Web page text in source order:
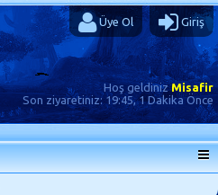
Üye Ol Giriş
Hoş geldinizMisafir
Son ziyaretiniz: 19:45, 1 Dakika Önce